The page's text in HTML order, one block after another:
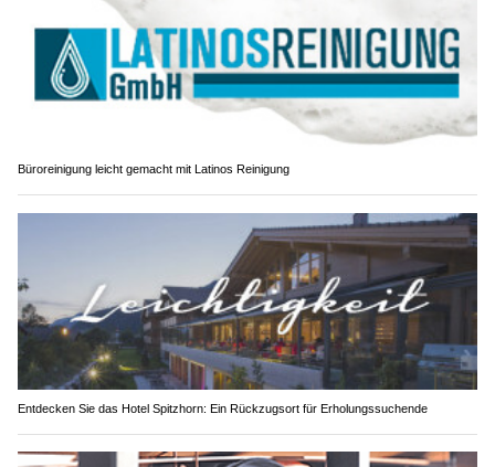
Büroreinigung leicht gemacht mit Latinos Reinigung
Entdecken Sie das Hotel Spitzhorn: Ein Rückzugsort für Erholungssuchende